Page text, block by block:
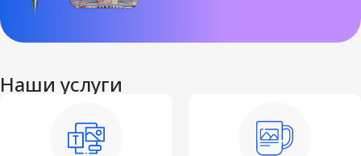
Наши услуги